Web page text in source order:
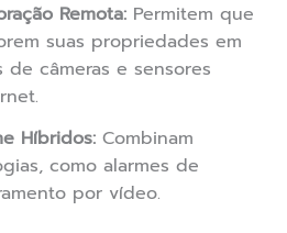
Remota: Permitem que
suas propriedades em
de câmeras e sensores
Híbridos: Combinam
como alarmes de
por vídeo.